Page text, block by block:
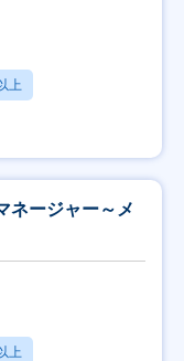
上
ネージャー～メ
上